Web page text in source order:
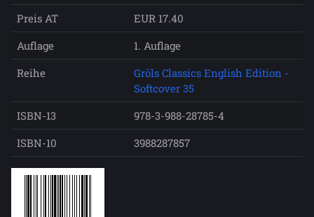
Preis AT
EUR 17.40
Auflage
1. Auflage
Reihe
Gröls Classics English Edition -
Softcover 35
ISBN-13
978-3-988-28785-4
ISBN-10
3988287857